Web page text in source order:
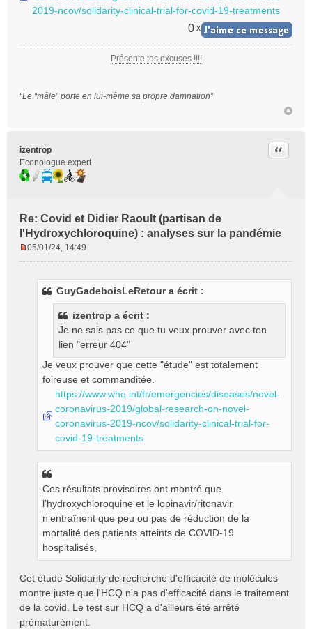
2019-ncov/solidarity-clinical-trial-for-covid-19-treatments
0 x
Présente tes excuses !!!!
“Le “mâle” porte en lui-même sa propre damnation”
izentrop
Econologue expert
Re: Covid et Didier Raoult (partisan de
l'Hydroxychloroquine) : analyses sur la pandémie
Citer
05/01/24, 14:49
GuyGadeboisLeRetour a écrit :
izentrop a écrit :
Je ne sais pas ce que tu veux prouver avec ton
lien "erreur 404"
Je veux prouver que cette "étude" est totalement
foireuse et commanditée.
https://www.who.int/fr/emergencies/diseases/novel-
coronavirus-2019/global-research-on-novel-
coronavirus-2019-ncov/solidarity-clinical-trial-for-
covid-19-treatments
Ces résultats provisoires ont montré que
l’hydroxychloroquine et le lopinavir/ritonavir
n’entraînent que peu ou pas de réduction de la
mortalité des patients atteints de COVID-19
hospitalisés,
Cet étude Solidarity de recherche d'efficacité de molécules
montre juste que l'HCQ n'a pas d'efficacité dans le traitement
de la covid. Le test sur HCQ a d'ailleurs été arrêté
prématurément.